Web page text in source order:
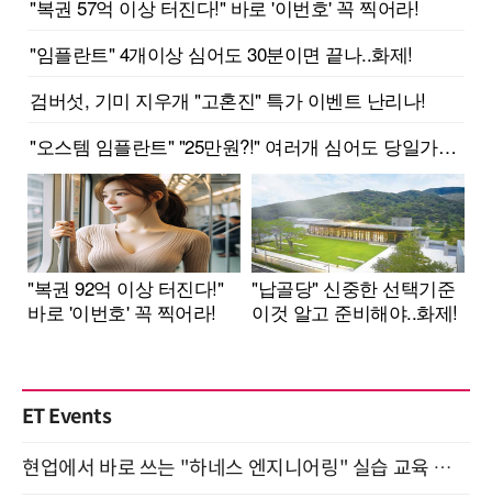
ET Events
현업에서 바로 쓰는 "하네스 엔지니어링" 실습 교육 워크숍 8월 20일 개최